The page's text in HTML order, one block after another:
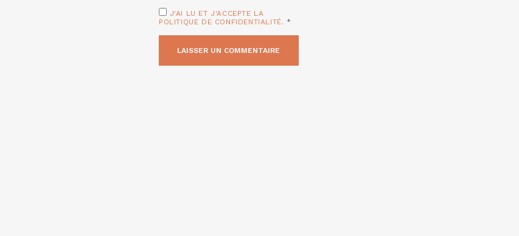
J'AI LU ET J'ACCEPTE LA
POLITIQUE DE CONFIDENTIALITÉ. *